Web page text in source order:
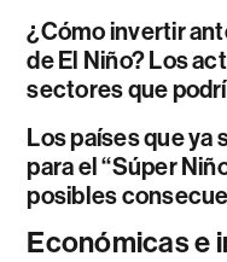
¿Cómo invertir
de El Niño? Los
sectores que
Los países que ya
para el “Súper
posibles
Económicas e